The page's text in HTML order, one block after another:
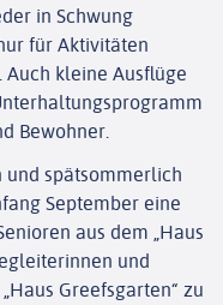
in Schwung
für Aktivitäten
kleine Ausflüge
Bewohner.
und spätsommerlich
September eine
aus dem „Haus
und
Greefsgarten“ zu